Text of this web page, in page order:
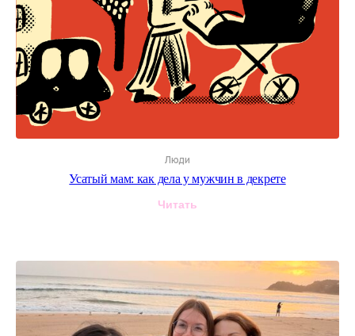
Люди
Усатый мам: как дела у мужчин в декрете
Читать
Статьи
Гастро
Культура
Здоровье
Мода
Люди
Экономика для зумеров
О нас
Карьера
Политика
конфиденциальности
Общие условия договора
Правила возврата
Сотрудничество
Получать рассылку для друзей